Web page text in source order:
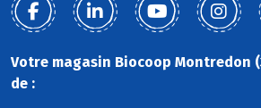
Votre magasin Biocoop Montredon
de :